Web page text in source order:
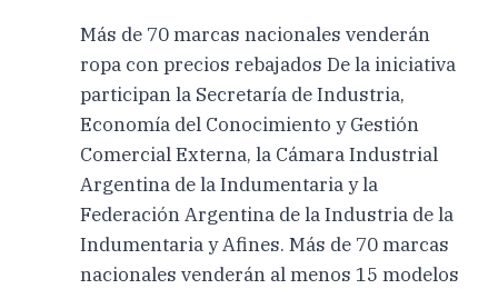
Más de 70 marcas nacionales venderán
ropa con precios rebajados De la iniciativa
participan la Secretaría de Industria,
Economía del Conocimiento y Gestión
Comercial Externa, la Cámara Industrial
Argentina de la Indumentaria y la
Federación Argentina de la Industria de la
Indumentaria y Afines. Más de 70 marcas
nacionales venderán al menos 15 modelos